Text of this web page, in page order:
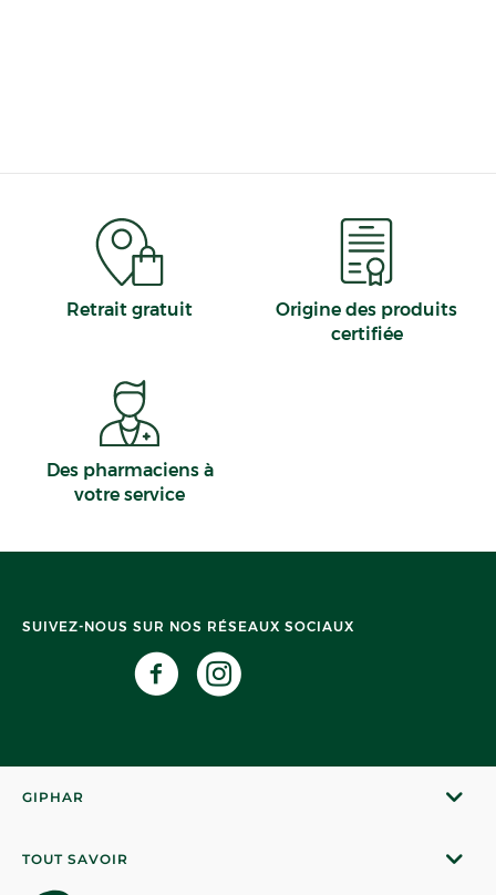
Retrait gratuit
Origine des produits
certifiée
Des pharmaciens à
votre service
SUIVEZ-NOUS SUR NOS RÉSEAUX SOCIAUX
GIPHAR
TOUT SAVOIR